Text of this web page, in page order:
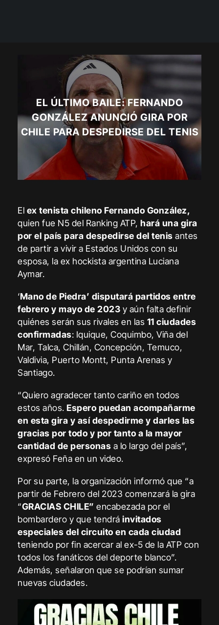
EL ÚLTIMO BAILE: FERNANDO
GONZÁLEZ ANUNCIÓ GIRA POR
CHILE PARA DESPEDIRSE DEL TENIS
El ex tenista chileno Fernando González,
quien fue N5 del Ranking ATP,hará una gira
por el país para despedirse del tenisantes
de partir a vivir a Estados Unidos con su
esposa, la ex hockista argentina Luciana
Aymar.
‘Mano de Piedra’ disputará partidos entre
febrero y mayo de 2023 y aún falta definir
quiénes serán sus rivales en las 11 ciudades
confirmadas: Iquique, Coquimbo, Viña del
Mar, Talca, Chillán, Concepción, Temuco,
Valdivia, Puerto Montt, Punta Arenas y
Santiago.
“Quiero agradecer tanto cariño en todos
estos años.Espero puedan acompañarme
en esta gira y así despedirme y darles las
gracias por todo y por tanto a la mayor
cantidad de personas a lo largo del país”,
expresó Feña en un video.
Por su parte, la organización informó que “a
partir de Febrero del 2023 comenzará la gira
“GRACIAS CHILE” encabezada por el
bombardero y que tendráinvitados
especiales del circuito en cada ciudad
teniendo por fin acercar al ex-5 de la ATP con
todos los fanáticos del deporte blanco”.
Además, señalaron que se podrían sumar
nuevas ciudades.